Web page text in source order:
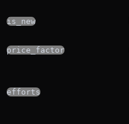
is_new
price_factor
efforts